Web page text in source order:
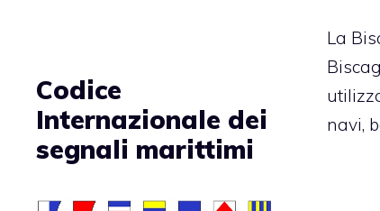
La
navi,
Codice
Internazionale dei
segnali marittimi